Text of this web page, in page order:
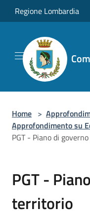
Salta al contenuto principale
Regione Lombardia
Home >
Approfondimento su
PGT - Piano di
PGT -
territorio